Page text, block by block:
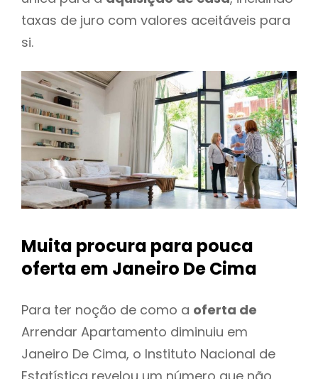
taxas de juro com valores aceitáveis para
si.
Muita procura para pouca
oferta em Janeiro De Cima
Para ter noção de como a oferta de
Arrendar Apartamento diminuiu em
Janeiro De Cima, o Instituto Nacional de